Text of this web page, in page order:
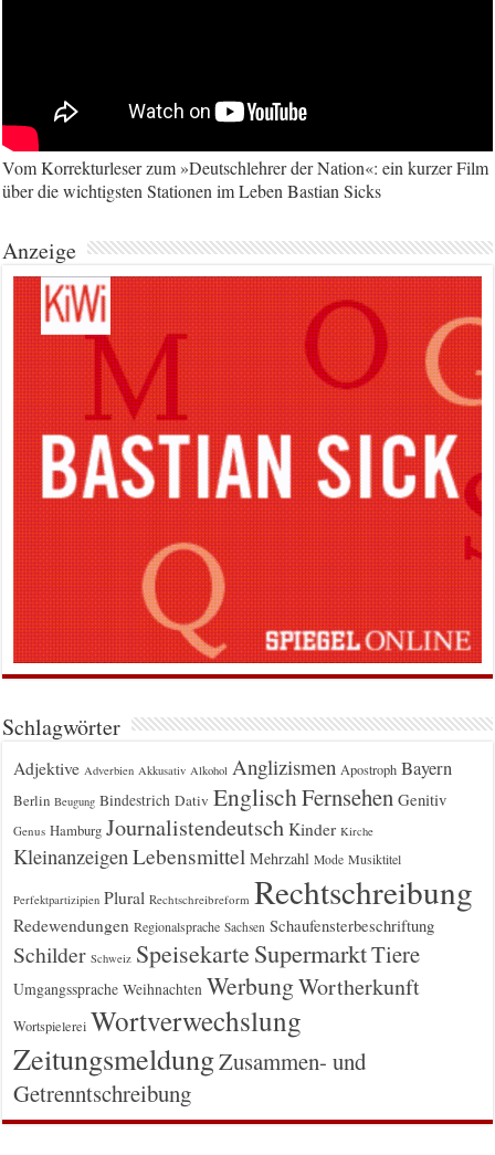
Vom Korrekturleser zum »Deutschlehrer der Nation«: ein kurzer Film
über die wichtigsten Stationen im Leben Bastian Sicks
Anzeige
Schlagwörter
Adjektive Adverbien Akkusativ Alkohol Anglizismen Apostroph Bayern
Berlin Beugung Bindestrich Dativ EnglischFernsehen Genitiv
Genus Hamburg Journalistendeutsch Kinder Kirche
Kleinanzeigen Lebensmittel Mehrzahl Mode Musiktitel
Perfektpartizipien Plural Rechtschreibreform Rechtschreibung
Redewendungen Regionalsprache Sachsen Schaufensterbeschriftung
Schilder Schweiz Speisekarte SupermarktTiere
Umgangssprache Weihnachten WerbungWortherkunft
Wortspielerei Wortverwechslung
ZeitungsmeldungZusammen- und
Getrenntschreibung